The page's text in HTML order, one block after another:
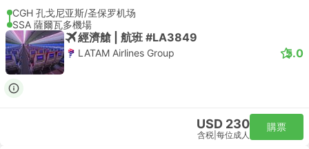
CGH 孔戈尼亚斯/圣保罗机场
SSA 薩爾瓦多機場
經濟艙 | 航班 #LA3849
LATAM Airlines Group 5.0
USD 230
含税 每位成人
購票